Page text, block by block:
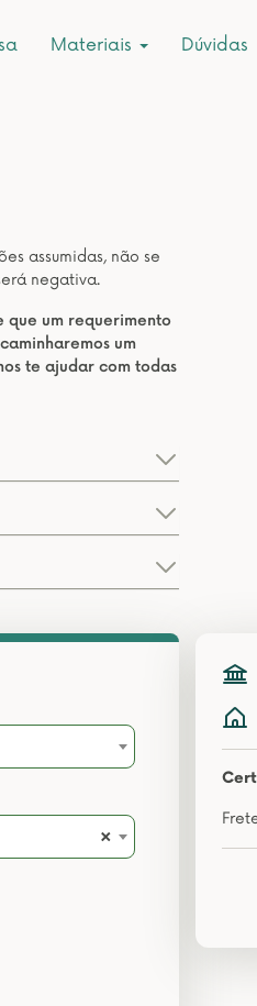
Materiais Dúvidas
assumidas, não se
negativa.
que um requerimento
um
te ajudar com todas
×